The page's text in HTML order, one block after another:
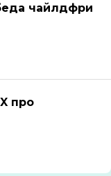
чайлдфри
про